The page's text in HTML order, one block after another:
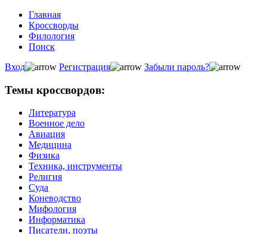
Главная
Кроссворды
Филология
Поиск
Вход
Регистрация Забыли пароль?
Темы кроссвордов:
Литература
Военное дело
Авиация
Медицина
Физика
Техника, инструменты
Религия
Суда
Коневодство
Мифология
Информатика
Писатели, поэты